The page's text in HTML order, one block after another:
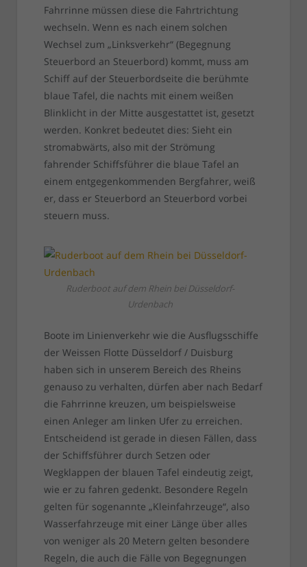
Fahrrinne müssen diese die Fahrtrichtung
wechseln. Wenn es nach einem solchen
Wechsel zum „Linksverkehr“ (Begegnung
Steuerbord an Steuerbord) kommt, muss am
Schiff auf der Steuerbordseite die berühmte
blaue Tafel, die nachts mit einem weißen
Blinklicht in der Mitte ausgestattet ist, gesetzt
werden. Konkret bedeutet dies: Sieht ein
stromabwärts, also mit der Strömung
fahrender Schiffsführer die blaue Tafel an
einem entgegenkommenden Bergfahrer, weiß
er, dass er Steuerbord an Steuerbord vorbei
steuern muss.
Ruderboot auf dem Rhein bei Düsseldorf-
Urdenbach
Boote im Linienverkehr wie die Ausflugsschiffe
der Weissen Flotte Düsseldorf / Duisburg
haben sich in unserem Bereich des Rheins
genauso zu verhalten, dürfen aber nach Bedarf
die Fahrrinne kreuzen, um beispielsweise
einen Anleger am linken Ufer zu erreichen.
Entscheidend ist gerade in diesen Fällen, dass
der Schiffsführer durch Setzen oder
Wegklappen der blauen Tafel eindeutig zeigt,
wie er zu fahren gedenkt. Besondere Regeln
gelten für sogenannte „Kleinfahrzeuge“, also
Wasserfahrzeuge mit einer Länge über alles
von weniger als 20 Metern gelten besondere
Regeln, die auch die Fälle von Begegnungen